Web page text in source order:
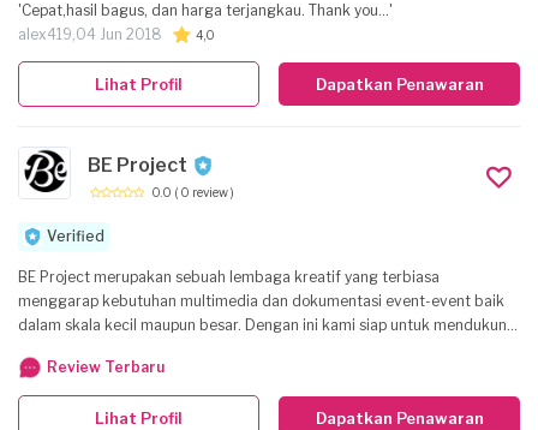
'Cepat,hasil bagus, dan harga terjangkau. Thank you...'
alex419,04 Jun 2018 4,0
Dapatkan Penawaran
Lihat Profil
BE Project
0.0 ( 0 review )
Verified
BE Project merupakan sebuah lembaga kreatif yang terbiasa
menggarap kebutuhan multimedia dan dokumentasi event-event baik
dalam skala kecil maupun besar. Dengan ini kami siap untuk mendukung
ekspektasi yang anda inginkan.
Review Terbaru
Dapatkan Penawaran
Lihat Profil